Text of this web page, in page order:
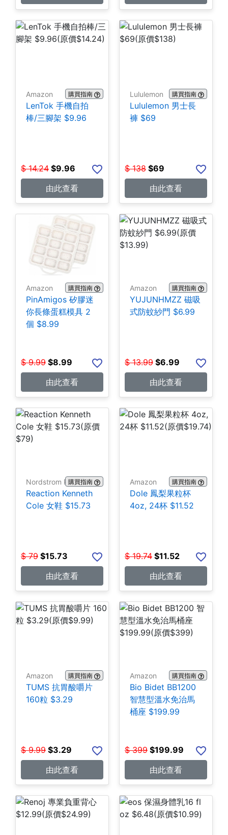
Amazon 購買指南
LenTok 手機自拍
棒/三腳架 $9.96
$ 14.24 $9.96
由此查看
Lululemon 購買指南
Lululemon 男士長
褲 $69
$ 138 $69
由此查看
Amazon 購買指南
PinAmigos 矽膠迷
你長條蛋糕模具 2
個 $8.99
$ 9.99 $8.99
由此查看
Amazon 購買指南
YUJUNHMZZ 磁吸
式防蚊紗門 $6.99
$ 13.99 $6.99
由此查看
Nordstrom Rack購買指南
Reaction Kenneth
Cole 女鞋 $15.73
$ 79 $15.73
由此查看
Amazon 購買指南
Dole 鳳梨果粒杯
4oz, 24杯 $11.52
$ 19.74 $11.52
由此查看
Amazon 購買指南
TUMS 抗胃酸嚼片
160粒 $3.29
$ 9.99 $3.29
由此查看
Amazon 購買指南
Bio Bidet BB1200
智慧型溫水免治馬
桶座 $199.99
$ 399 $199.99
由此查看